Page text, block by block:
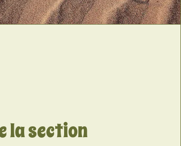
la section